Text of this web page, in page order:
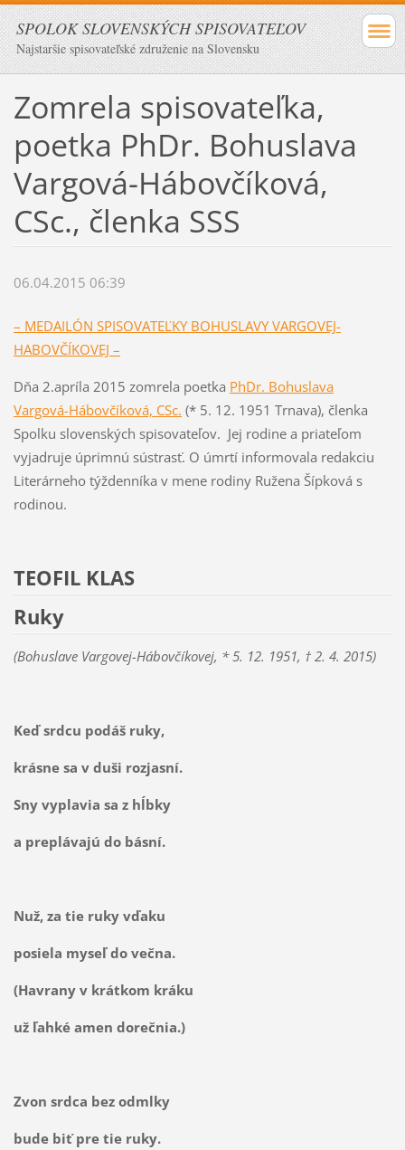
SPOLOK SLOVENSKÝCH SPISOVATEĽOV
Najstaršie spisovateľské združenie na Slovensku
Zomrela spisovateľka,
poetka PhDr. Bohuslava
Vargová-Hábovčíková,
CSc., členka SSS
06.04.2015 06:39
– MEDAILÓN SPISOVATEĽKY BOHUSLAVY VARGOVEJ-
HABOVČÍKOVEJ –
Dňa 2.apríla 2015 zomrela poetka PhDr. Bohuslava
Vargová-Hábovčíková, CSc. (* 5. 12. 1951 Trnava), členka
Spolku slovenských spisovateľov. Jej rodine a priateľom
vyjadruje úprimnú sústrasť. O úmrtí informovala redakciu
Literárneho týždenníka v mene rodiny Ružena Šípková s
rodinou.
TEOFIL KLAS
Ruky
(Bohuslave Vargovej-Hábovčíkovej, * 5. 12. 1951, † 2. 4. 2015)
Keď srdcu podáš ruky,
krásne sa v duši rozjasní.
Sny vyplavia sa z hĺbky
a preplávajú do básní.
Nuž, za tie ruky vďaku
posiela myseľ do večna.
(Havrany v krátkom kráku
už ľahké amen dorečnia.)
Zvon srdca bez odmlky
bude biť pre tie ruky.